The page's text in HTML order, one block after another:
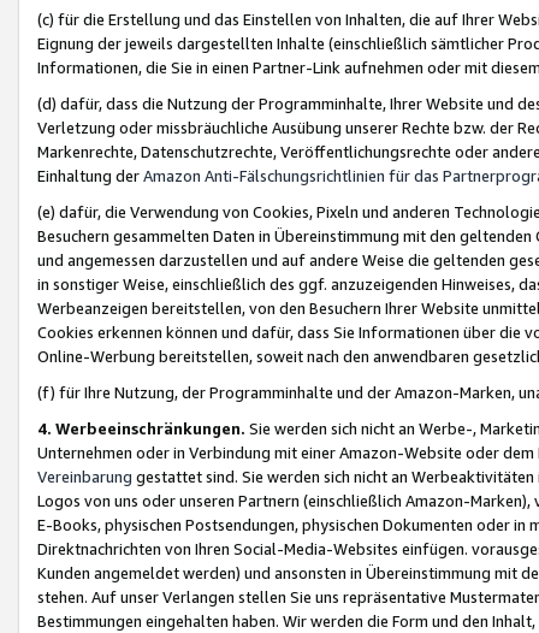
(c) für die Erstellung und das Einstellen von Inhalten, die auf Ihrer
Eignung der jeweils dargestellten Inhalte (einschließlich sämtlicher
Informationen, die Sie in einen Partner-Link aufnehmen oder mit
(d) dafür, dass die Nutzung der Programminhalte, Ihrer Website und
Verletzung oder missbräuchliche Ausübung unserer Rechte bzw. der
Markenrechte, Datenschutzrechte, Veröffentlichungsrechte oder
Einhaltung derAmazon Anti-Fälschungsrichtlinien für das
(e) dafür, die Verwendung von Cookies, Pixeln und anderen
Besuchern gesammelten Daten in Übereinstimmung mit den
und angemessen darzustellen und auf andere Weise die geltenden
in sonstiger Weise, einschließlich des ggf. anzuzeigenden Hinweises,
Werbeanzeigen bereitstellen, von den Besuchern Ihrer Website
Cookies erkennen können und dafür, dass Sie Informationen über die
Online-Werbung bereitstellen, soweit nach den anwendbaren
(f) für Ihre Nutzung, der Programminhalte und der Amazon-Marken,
4. Werbeeinschränkungen. Sie werden sich nicht an Werbe-,
Unternehmen oder in Verbindung mit einer Amazon-Website oder
Vereinbarung gestattet sind. Sie werden sich nicht an
Logos von uns oder unseren Partnern (einschließlich Amazon-
E-Books, physischen Postsendungen, physischen Dokumenten oder in
Direktnachrichten von Ihren Social-Media-Websites einfügen.
Kunden angemeldet werden) und ansonsten in Übereinstimmung mit
stehen. Auf unser Verlangen stellen Sie uns repräsentative
Bestimmungen eingehalten haben. Wir werden die Form und den